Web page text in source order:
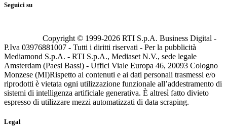
Seguici su
Copyright © 1999-2026 RTI S.p.A. Business Digital -
P.Iva 03976881007 - Tutti i diritti riservati - Per la pubblicità
Mediamond S.p.A. - RTI S.p.A., Mediaset N.V., sede legale
Amsterdam (Paesi Bassi) - Uffici Viale Europa 46, 20093 Cologno
Monzese (MI)Rispetto ai contenuti e ai dati personali trasmessi e/o
riprodotti è vietata ogni utilizzazione funzionale all’addestramento di
sistemi di intelligenza artificiale generativa. È altresì fatto divieto
espresso di utilizzare mezzi automatizzati di data scraping.
Legal